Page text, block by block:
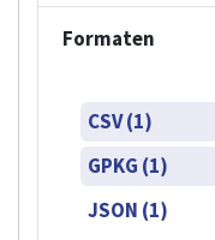
Formaten
CSV (1)
GPKG (1)
JSON (1)